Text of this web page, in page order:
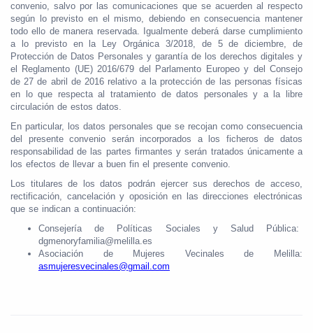
convenio, salvo por las comunicaciones que se acuerden al respecto
según lo previsto en el mismo, debiendo en consecuencia mantener
todo ello de manera reservada. Igualmente deberá darse cumplimiento
a lo previsto en la Ley Orgánica 3/2018, de 5 de diciembre, de
Protección de Datos Personales y garantía de los derechos digitales y
el Reglamento (UE) 2016/679 del Parlamento Europeo y del Consejo
de 27 de abril de 2016 relativo a la protección de las personas físicas
en lo que respecta al tratamiento de datos personales y a la libre
circulación de estos datos.
En particular, los datos personales que se recojan como consecuencia
del presente convenio serán incorporados a los ficheros de datos
responsabilidad de las partes firmantes y serán tratados únicamente a
los efectos de llevar a buen fin el presente convenio.
Los titulares de los datos podrán ejercer sus derechos de acceso,
rectificación, cancelación y oposición en las direcciones electrónicas
que se indican a continuación:
Consejería de Políticas Sociales y Salud Pública:
dgmenoryfamilia@melilla.es
Asociación de Mujeres Vecinales de Melilla:
asmujeresvecinales@gmail.com